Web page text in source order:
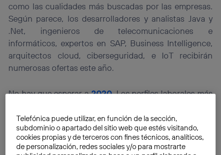
como las cualidades más buscadas por las empresas.
Según parece, los desarrolladores y analistas Java y
.Net, ingenieros de telecomunicaciones e
informáticos, expertos en SAP, Business Intelligence,
arquitectos cloud, ciberseguridad, e IoT recibirán
numerosas ofertas este año.
No hay que esperar a2020. Los perfiles laborales más
responsabilidad ya están aquí.Randstad
Professionals, la consultoría de selección, ha
publicado suestudio anualsobre los perfiles
Telefónica puede utilizar, en función de la sección,
subdominio o apartado del sitio web que estés visitando,
cookies propias y de terceros con fines técnicos, analíticos,
de personalización, redes sociales y/o para mostrarte